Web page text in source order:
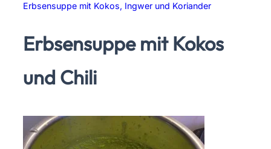
Erbsensuppe mit Kokos, Ingwer und Koriander
Erbsensuppe mit Kokos
und Chili